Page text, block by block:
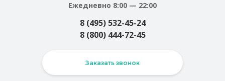
Ежедневно 8:00 — 22:00
8 (495) 532-45-24
8 (800) 444-72-45
Заказать звонок